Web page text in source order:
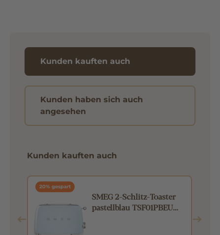
Kunden kauften auch
Kunden haben sich auch
angesehen
Kunden kauften auch
20% gespart
SMEG 2-Schlitz-Toaster
pastellblau TSF01PBEU